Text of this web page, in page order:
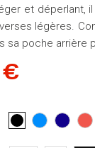
et
légères.
sa poche arrière
NOIR
BLEU
CLAIR
BLEU
FONCÉ